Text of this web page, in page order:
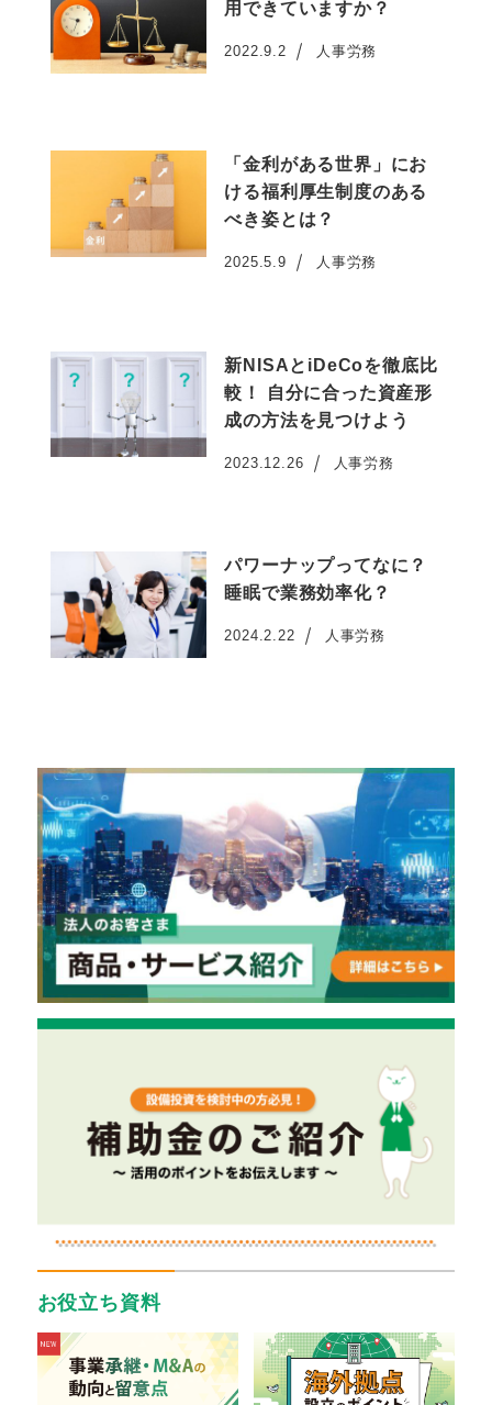
用できていますか？
投稿日
2022.9.2 人事労務
「金利がある世界」にお
ける福利厚生制度のある
べき姿とは？
投稿日
2025.5.9 人事労務
新NISAとiDeCoを徹底比
較！ 自分に合った資産形
成の方法を見つけよう
投稿日
2023.12.26 人事労務
パワーナップってなに？
睡眠で業務効率化？
投稿日
2024.2.22 人事労務
お役立ち資料